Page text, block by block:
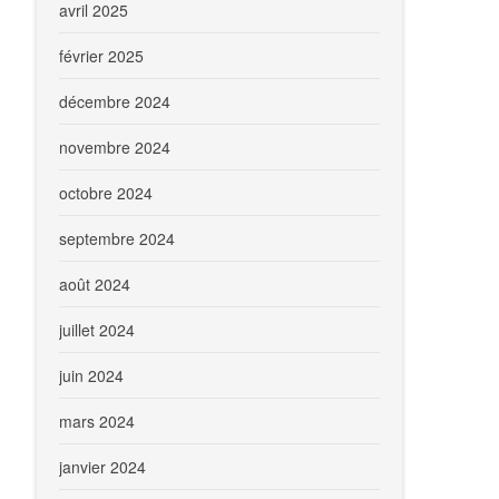
avril 2025
février 2025
décembre 2024
novembre 2024
octobre 2024
septembre 2024
août 2024
juillet 2024
juin 2024
mars 2024
janvier 2024